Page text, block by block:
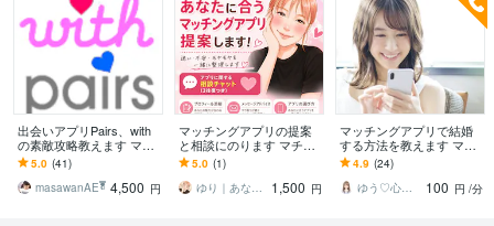
出会いアプリPairs、with
の素敵攻略教えます マッ
チングサイトのペアー
ズ、ウィズ、出会いツー
ルで応援します
5.0 (41)
masawanAE ̔̓̿ͩ͂ͬ͊͐͗̑ 4,500 円
マッチングアプリの提案
と相談にのります マチア
プ歴8年の私が合うアプリ
提案します＋相談1つ
5.0 (1)
ゆり｜あなたの心に寄り添います
1,500 円
マッチングアプリで結婚
する方法を教えます マッ
チングアプリで疲弊しな
い方法を伝授します。
4.9 (24)
ゆう♡心の整理
100 円 /分